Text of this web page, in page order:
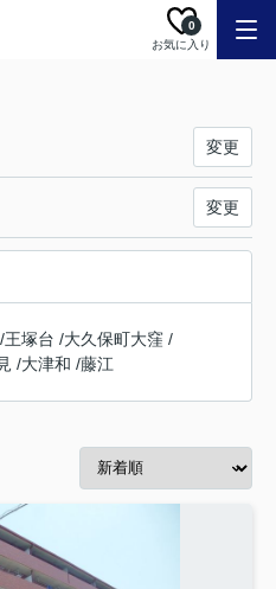
お気に入り
0
変更
変更
/王塚台 /大久保町大窪 /
/大津和 /藤江